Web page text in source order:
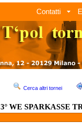
Contatti
Cerca altri tornei
3° WE SPARKASSE